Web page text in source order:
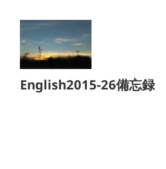
English2015-26備忘録